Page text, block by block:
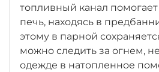
топливный канал помогает
печь, находясь в
этому в парной
можно следить за огнем,
одежде в натопленное